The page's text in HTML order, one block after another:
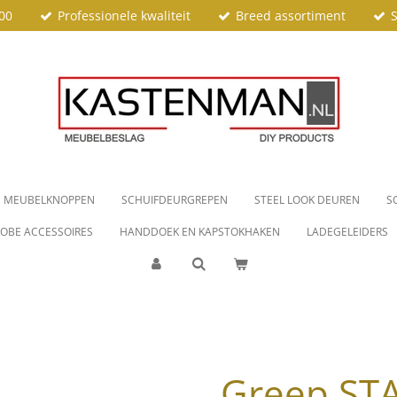
Professionele kwaliteit Breed assortiment
MEUBELKNOPPEN SCHUIFDEURGREPEN STEEL LOOK DEUREN
ACCESSOIRES HANDDOEK EN KAPSTOKHAKEN LADEGELEIDERS